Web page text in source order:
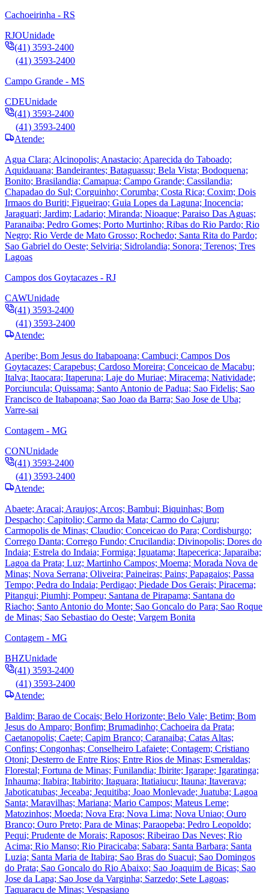
Cachoeirinha - RS
RJOUnidade
(41) 3593-2400
(41) 3593-2400
Campo Grande - MS
CDEUnidade
(41) 3593-2400
(41) 3593-2400
Atende:
Agua Clara; Alcinopolis; Anastacio; Aparecida do Taboado;
Aquidauana; Bandeirantes; Bataguassu; Bela Vista; Bodoquena;
Bonito; Brasilandia; Camapua; Campo Grande; Cassilandia;
Chapadao do Sul; Corguinho; Corumba; Costa Rica; Coxim; Dois
Irmaos do Buriti; Figueirao; Guia Lopes da Laguna; Inocencia;
Jaraguari; Jardim; Ladario; Miranda; Nioaque; Paraiso Das Aguas;
Paranaiba; Pedro Gomes; Porto Murtinho; Ribas do Rio Pardo; Rio
Negro; Rio Verde de Mato Grosso; Rochedo; Santa Rita do Pardo;
Sao Gabriel do Oeste; Selviria; Sidrolandia; Sonora; Terenos; Tres
Lagoas
Campos dos Goytacazes - RJ
CAWUnidade
(41) 3593-2400
(41) 3593-2400
Atende:
Aperibe; Bom Jesus do Itabapoana; Cambuci; Campos Dos
Goytacazes; Carapebus; Cardoso Moreira; Conceicao de Macabu;
Italva; Itaocara; Itaperuna; Laje do Muriae; Miracema; Natividade;
Porciuncula; Quissama; Santo Antonio de Padua; Sao Fidelis; Sao
Francisco de Itabapoana; Sao Joao da Barra; Sao Jose de Uba;
Varre-sai
Contagem - MG
CONUnidade
(41) 3593-2400
(41) 3593-2400
Atende:
Abaete; Aracai; Araujos; Arcos; Bambui; Biquinhas; Bom
Despacho; Capitolio; Carmo da Mata; Carmo do Cajuru;
Carmopolis de Minas; Claudio; Conceicao do Para; Cordisburgo;
Corrego Danta; Corrego Fundo; Crucilandia; Divinopolis; Dores do
Indaia; Estrela do Indaia; Formiga; Iguatama; Itapecerica; Japaraiba;
Lagoa da Prata; Luz; Martinho Campos; Moema; Morada Nova de
Minas; Nova Serrana; Oliveira; Paineiras; Pains; Papagaios; Passa
Tempo; Pedra do Indaia; Perdigao; Piedade Dos Gerais; Piracema;
Pitangui; Piumhi; Pompeu; Santana de Pirapama; Santana do
Riacho; Santo Antonio do Monte; Sao Goncalo do Para; Sao Roque
de Minas; Sao Sebastiao do Oeste; Vargem Bonita
Contagem - MG
BHZUnidade
(41) 3593-2400
(41) 3593-2400
Atende:
Baldim; Barao de Cocais; Belo Horizonte; Belo Vale; Betim; Bom
Jesus do Amparo; Bonfim; Brumadinho; Cachoeira da Prata;
Caetanopolis; Caete; Capim Branco; Caranaiba; Catas Altas;
Confins; Congonhas; Conselheiro Lafaiete; Contagem; Cristiano
Otoni; Desterro de Entre Rios; Entre Rios de Minas; Esmeraldas;
Florestal; Fortuna de Minas; Funilandia; Ibirite; Igarape; Igaratinga;
Inhauma; Itabira; Itabirito; Itaguara; Itatiaiucu; Itauna; Itaverava;
Jaboticatubas; Jeceaba; Jequitiba; Joao Monlevade; Juatuba; Lagoa
Santa; Maravilhas; Mariana; Mario Campos; Mateus Leme;
Matozinhos; Moeda; Nova Era; Nova Lima; Nova Uniao; Ouro
Branco; Ouro Preto; Para de Minas; Paraopeba; Pedro Leopoldo;
Pequi; Prudente de Morais; Raposos; Ribeirao Das Neves; Rio
Acima; Rio Manso; Rio Piracicaba; Sabara; Santa Barbara; Santa
Luzia; Santa Maria de Itabira; Sao Bras do Suacui; Sao Domingos
do Prata; Sao Goncalo do Rio Abaixo; Sao Joaquim de Bicas; Sao
Jose da Lapa; Sao Jose da Varginha; Sarzedo; Sete Lagoas;
Taquaracu de Minas; Vespasiano